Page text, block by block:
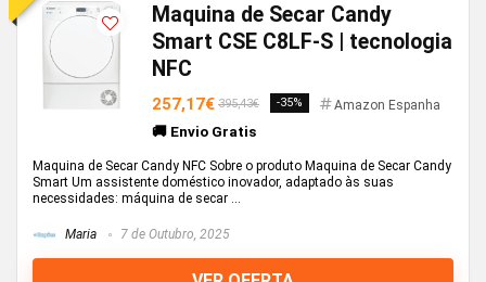
Maquina de Secar Candy
Smart CSE C8LF-S | tecnologia
NFC
257,17€ 395,43€ -35% Amazon Espanha
🚚 Envio Gratis
Maquina de Secar Candy NFC Sobre o produto Maquina de Secar Candy
Smart Um assistente doméstico inovador, adaptado às suas
necessidades: máquina de secar ...
Maria 7 de Outubro, 2025